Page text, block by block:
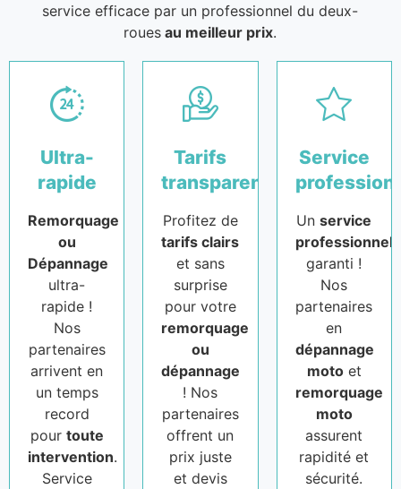
service efficace par un professionnel du deux-
roues au meilleur prix.
Ultra-
rapide
Remorquage
ou
Dépannage
ultra-
rapide !
Nos
partenaires
arrivent en
un temps
record
pour toute
intervention.
Service
Tarifs
transparents
Profitez de
tarifs clairs
et sans
surprise
pour votre
remorquage
ou
dépannage
! Nos
partenaires
offrent un
prix juste
et devis
Service
Unservice
professionnel
garanti !
Nos
partenaires
en
dépannage
motoet
remorquage
moto
assurent
rapidité et
sécurité.